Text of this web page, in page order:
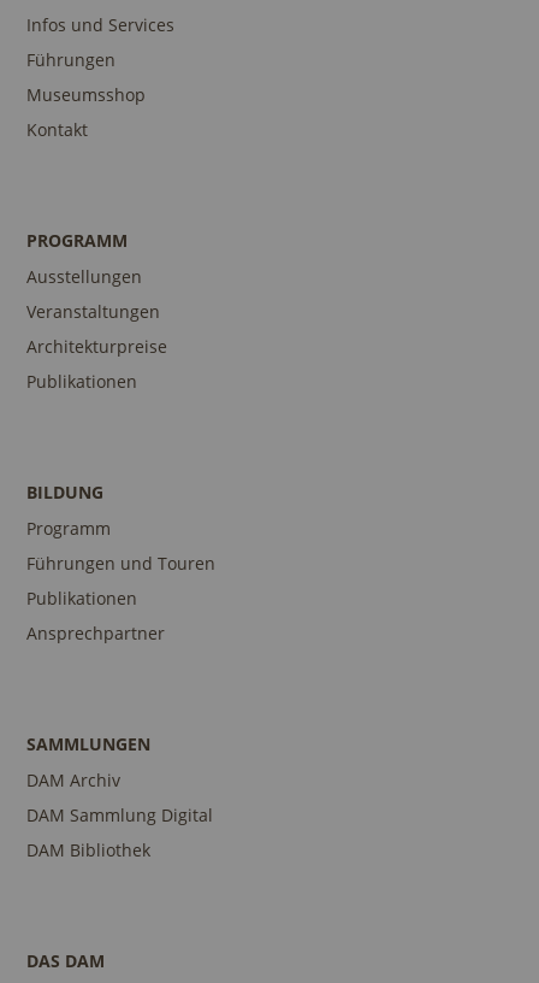
Infos und Services
Führungen
Museumsshop
Kontakt
PROGRAMM
Ausstellungen
Veranstaltungen
Architekturpreise
Publikationen
BILDUNG
Programm
Führungen und Touren
Publikationen
Ansprechpartner
SAMMLUNGEN
DAM Archiv
DAM Sammlung Digital
DAM Bibliothek
DAS DAM